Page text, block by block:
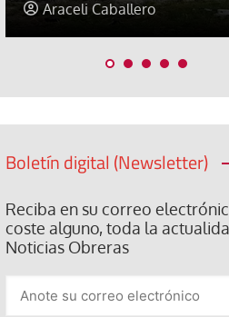
Jorge Hernández
Boletín digital (Newsletter)
Reciba en su correo
coste alguno, toda la
Noticias Obreras
su